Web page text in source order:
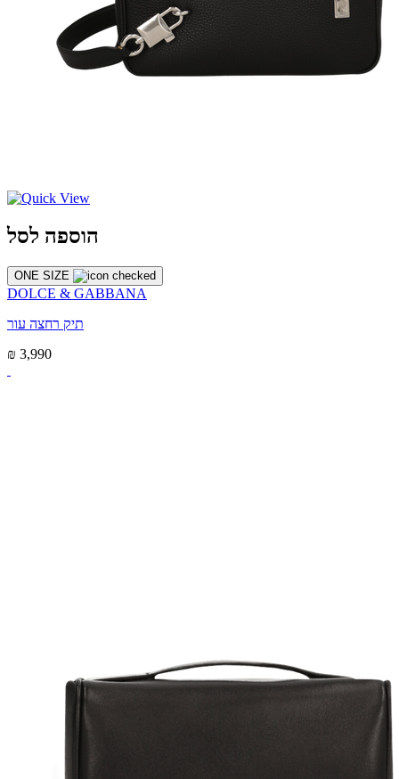
הוספה לסל
ONE SIZE
DOLCE & GABBANA
תיק רחצה עור
₪ 3,990